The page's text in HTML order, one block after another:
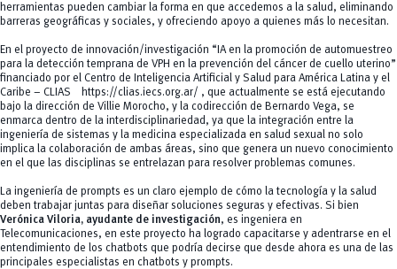
herramientas pueden cambiar la forma en que accedemos a la salud, eliminando
barreras geográficas y sociales, y ofreciendo apoyo a quienes más lo necesitan.
En el proyecto de innovación/investigación “IA en la promoción de automuestreo
para la detección temprana de VPH en la prevención del cáncer de cuello uterino”
financiado por el Centro de Inteligencia Artificial y Salud para América Latina y el
Caribe – CLIAS
https://clias.iecs.org.ar/ , que actualmente se está ejecutando
bajo la dirección de Villie Morocho, y la codirección de Bernardo Vega, se
enmarca dentro de la interdisciplinariedad, ya que la integración entre la
ingeniería de sistemas y la medicina especializada en salud sexual no solo
implica la colaboración de ambas áreas, sino que genera un nuevo conocimiento
en el que las disciplinas se entrelazan para resolver problemas comunes.
La ingeniería de prompts es un claro ejemplo de cómo la tecnología y la salud
deben trabajar juntas para diseñar soluciones seguras y efectivas. Si bien
Verónica Viloria, ayudante de investigación, es ingeniera en
Telecomunicaciones, en este proyecto ha logrado capacitarse y adentrarse en el
entendimiento de los chatbots que podría decirse que desde ahora es una de las
principales especialistas en chatbots y prompts.